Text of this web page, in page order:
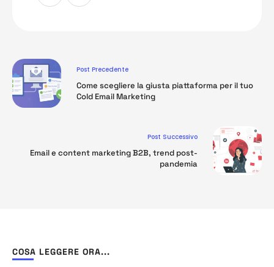
Post Precedente
Come scegliere la giusta piattaforma per il tuo
Cold Email Marketing
Post Successivo
Email e content marketing B2B, trend post-
pandemia
COSA LEGGERE ORA...